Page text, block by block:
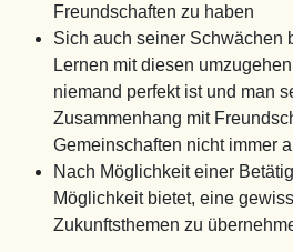
Freundschaften zu haben
Sich auch seiner Schwächen
Lernen mit diesen
niemand perfekt ist und man
Zusammenhang mit
Gemeinschaften nicht immer
Nach Möglichkeit einer
Möglichkeit bietet, eine
Zukunftsthemen zu